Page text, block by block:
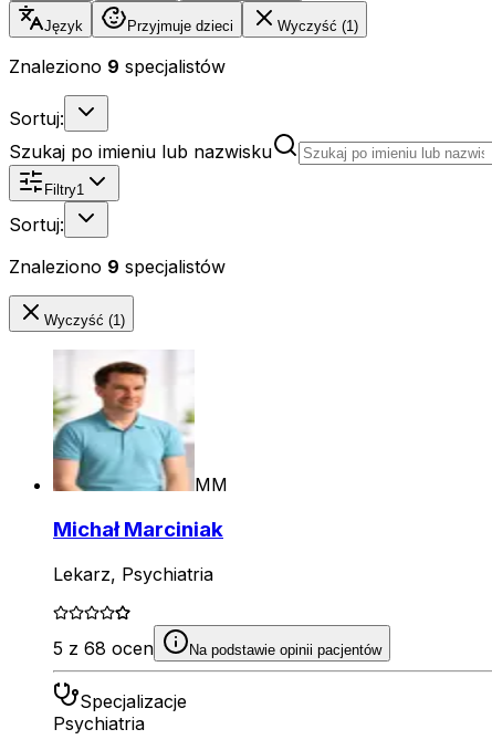
Język Przyjmuje dzieci Wyczyść (1)
Znaleziono 9 specjalistów
Sortuj:
Szukaj po imieniu lub nazwisku
Filtry1
Sortuj:
Znaleziono 9 specjalistów
Wyczyść (1)
MM
Michał Marciniak
Lekarz, Psychiatria
5 z 68 ocen Na podstawie opinii pacjentów
Specjalizacje
Psychiatria